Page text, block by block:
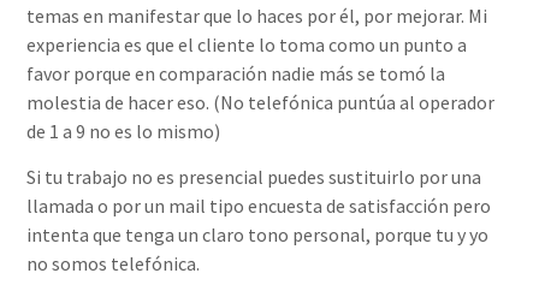
temas en manifestar que lo haces por él, por mejorar. Mi
experiencia es que el cliente lo toma como un punto a
favor porque en comparación nadie más se tomó la
molestia de hacer eso. (No telefónica puntúa al operador
de 1 a 9 no es lo mismo)
Si tu trabajo no es presencial puedes sustituirlo por una
llamada o por un mail tipo encuesta de satisfacción pero
intenta que tenga un claro tono personal, porque tu y yo
no somos telefónica.